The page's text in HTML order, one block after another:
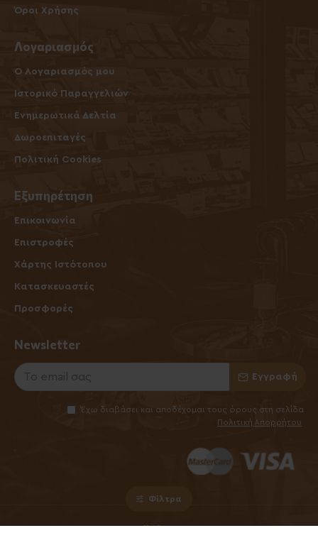
Όροι Χρήσης
Λογαριασμός
O Λογαριασμός μου
Ιστορικό Παραγγελιών
Ενημερωτικά Δελτία
Δωροεπιταγές
Πολιτική Cookies
Εξυπηρέτηση
Επικοινωνία
Επιστροφές
Χάρτης Ιστότοπου
Κατασκευαστές
Προσφορές
Newsletter
Εγγραφή
Έχω διαβάσει και αποδέχομαι τους όρους στη σελίδα
Πολιτική Απορρήτου
Φίλτρα